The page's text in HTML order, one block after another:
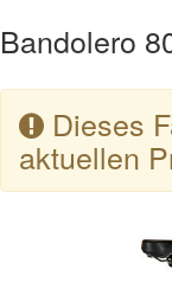
Bandolero
Dieses
aktuellen